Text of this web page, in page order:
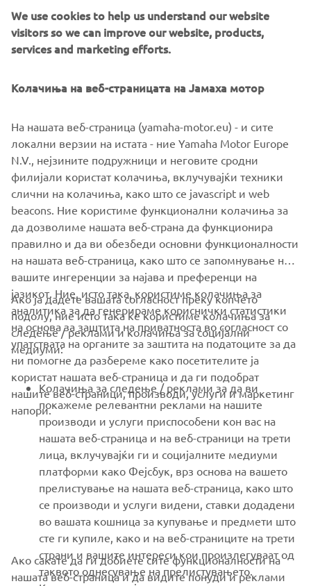
specified to create a more concave combustion chamber
for increased power. This new high-efficiency head with
its long and straight inlet, produces a fine balance of
power with exceptional controllability.
The combination of lower weight and reduced dimensions
contributes enormously towards a lighter feeling and
increased agility when cornering – making the 2021
WR450F one of the easiest-handling large-capacity enduro
models.
DISCOVER THE NEW WR450F IN DETAILS
CORPORATE
FOR BUSINESS
MORE YAMAHA
SUPPORT
NEWSLETTER
Be the first one to learn about latest deals, special events, new
releases and much more
We use cookies to help us understand our website
visitors so we can improve our website, products,
services and marketing efforts.
Колачиња на веб-страницата на Јамаха мотор
На нашата веб-страница (yamaha-motor.eu) - и сите
локални верзии на истата - ние Yamaha Motor Europe
N.V., нејзините подружници и неговите сродни
филијали користат колачиња, вклучувајќи техники
слични на колачиња, како што се javascript и web
beacons. Ние користиме функционални колачиња за
да дозволиме нашата веб-страна да функционира
правилно и да ви обезбеди основни функционалности
на нашата веб-страница, како што се запомнување на
вашите ингеренции за најава и преференци на
јазикот. Ние, исто така, користиме колачиња за
аналитика за да генерираме кориснички статистики
на основа за заштита на приватноста во согласност со
упатствата на органите за заштита на податоците за да
ни помогне да разбереме како посетителите ја
користат нашата веб-страница и да ги подобрат
нашите веб-страници, производи, услуги и маркетинг
напори.
Ако ја дадете вашата согласност преку копчето
подолу, ние исто така ќе користиме колачиња за
следење / реклами и колачиња за социјални
медиуми:
Колачиња за следење / реклами за да ви
покажеме релевантни реклами на нашите
производи и услуги приспособени кон вас на
нашата веб-страница и на веб-страници на трети
лица, вклучувајќи ги и социјалните медиуми
платформи како Фејсбук, врз основа на вашето
прелистување на нашата веб-страница, како што
се производи и услуги видени, ставки додадени
во вашата кошница за купување и предмети што
сте ги купиле, како и на веб-страниците на трети
страни и вашите интереси кои произлегуваат од
таквото однесување на прелистувањето.
Ако сакате да ги добиете сите функционалности на
нашата веб-страница и да видите понуди и реклами